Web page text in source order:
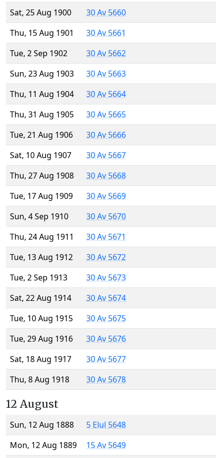
Sat, 25 Aug 1900
30 Av 5660
Thu, 15 Aug 1901
30 Av 5661
Tue, 2 Sep 1902
30 Av 5662
Sun, 23 Aug 1903
30 Av 5663
Thu, 11 Aug 1904
30 Av 5664
Thu, 31 Aug 1905
30 Av 5665
Tue, 21 Aug 1906
30 Av 5666
Sat, 10 Aug 1907
30 Av 5667
Thu, 27 Aug 1908
30 Av 5668
Tue, 17 Aug 1909
30 Av 5669
Sun, 4 Sep 1910
30 Av 5670
Thu, 24 Aug 1911
30 Av 5671
Tue, 13 Aug 1912
30 Av 5672
Tue, 2 Sep 1913
30 Av 5673
Sat, 22 Aug 1914
30 Av 5674
Tue, 10 Aug 1915
30 Av 5675
Tue, 29 Aug 1916
30 Av 5676
Sat, 18 Aug 1917
30 Av 5677
Thu, 8 Aug 1918
30 Av 5678
12 August
Sun, 12 Aug 1888
5 Elul 5648
Mon, 12 Aug 1889
15 Av 5649